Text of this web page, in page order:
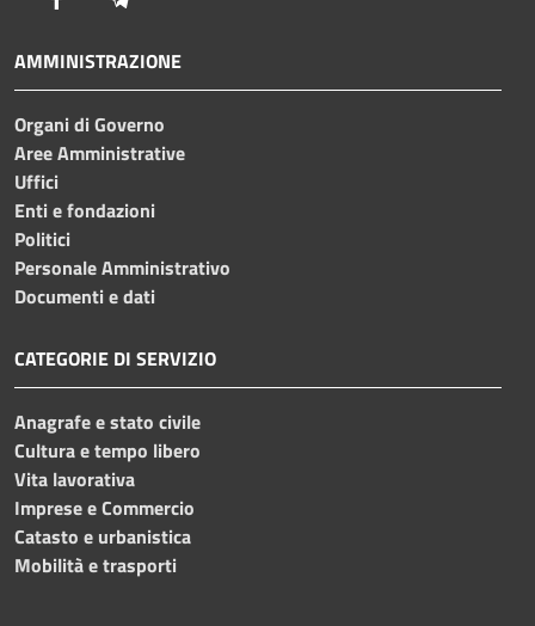
AMMINISTRAZIONE
Organi di Governo
Aree Amministrative
Uffici
Enti e fondazioni
Politici
Personale Amministrativo
Documenti e dati
CATEGORIE DI SERVIZIO
Anagrafe e stato civile
Cultura e tempo libero
Vita lavorativa
Imprese e Commercio
Catasto e urbanistica
Mobilità e trasporti